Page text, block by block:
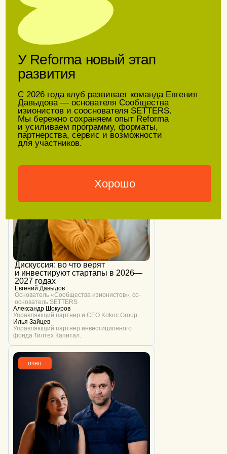
5 августа15:30
деньги, мышление и реальные
эмоции
Артём Гридякин
Дипломированный финансовый советник,
преподаватель экономики, 5 лет работы с VIP-
клиентами СБЕРА, 15+ лет опыта в финансах
очно+онлайн
Дискуссия: во что верят
и инвестируют стартапы в 2026—
2027 годах
Евгений Давыдов
Основатель «Сообщества изионистов», со-
основатель SETTERS
Александр Шокуров
Управляющий партнер и CEO Kokoc Group
Илья Зайцев
Управляющий партнёр инвестиционного
фонда Тилтех Капитал.
очно
равная среда
равных, где можно сверить свой взгляд
с опытом других, получить честную
обратную связь и увидеть свою
от опыта к делу
подход reforma строится вокруг
практического опыта: реальных кейсов,
прикладных разборов
и честного обмена между
предпринимателями.
в клубе говорят о том, что применимо
в бизнесе — от стратегии и команды
до операционных решений и роли
собственника.
деловой ритм
участники каждый месяц встречаются
на форум-группах, мастермайндах,
лекциях, встречах
и бизнес-экскурсиях. это помогает
не выпадать из предпринимательского
контекста и регулярно развивать
лидерские навыки.
открытый разговор
в основе reforma — уважение,
конфиденциальность и долгосрочные
отношения между участниками. здесь
можно открыто обсуждать сложные
вопросы, ошибки и решения, которые
не всегда возможно вынести
за пределы бизнеса.